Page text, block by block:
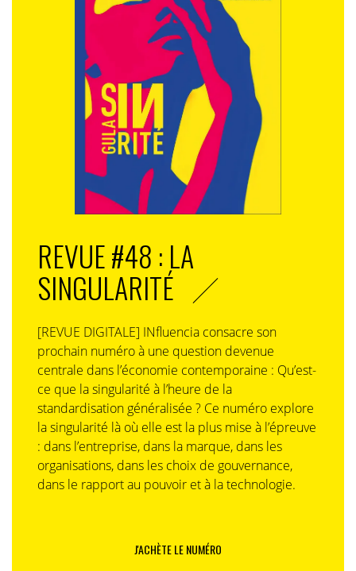
REVUE #48 : LA
SINGULARITÉ
[REVUE DIGITALE] INfluencia consacre son
prochain numéro à une question devenue
centrale dans l’économie contemporaine : Qu’est-
ce que la singularité à l’heure de la
standardisation généralisée ? Ce numéro explore
la singularité là où elle est la plus mise à l’épreuve
: dans l’entreprise, dans la marque, dans les
organisations, dans les choix de gouvernance,
dans le rapport au pouvoir et à la technologie.
J'ACHÈTE LE NUMÉRO